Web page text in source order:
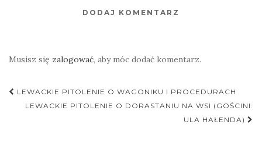
DODAJ KOMENTARZ
Musisz się zalogować, aby móc dodać komentarz.
Nawigacja
postu
LEWACKIE PITOLENIE O WAGONIKU I PROCEDURACH
LEWACKIE PITOLENIE O DORASTANIU NA WSI (GOŚCINI:
ULA HAŁENDA)